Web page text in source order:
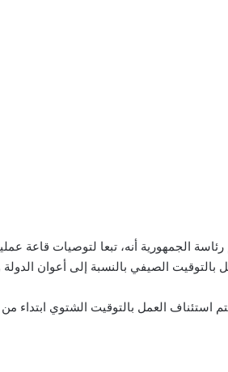
بالتوقيت الصيفي بالنسبة إلى أعوان الدولة
استئناف العمل بالتوقيت الشتوي ابتداء من يوم الأربعاء